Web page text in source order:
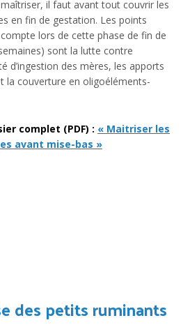
il faut avant tout couvrir les
en fin de gestation. Les points
lors de cette phase de fin de
sont la lutte contre
d’ingestion des mères, les apports
la couverture en oligoéléments-
complet (PDF) : « Maitriser les
avant mise-bas »
des petits ruminants